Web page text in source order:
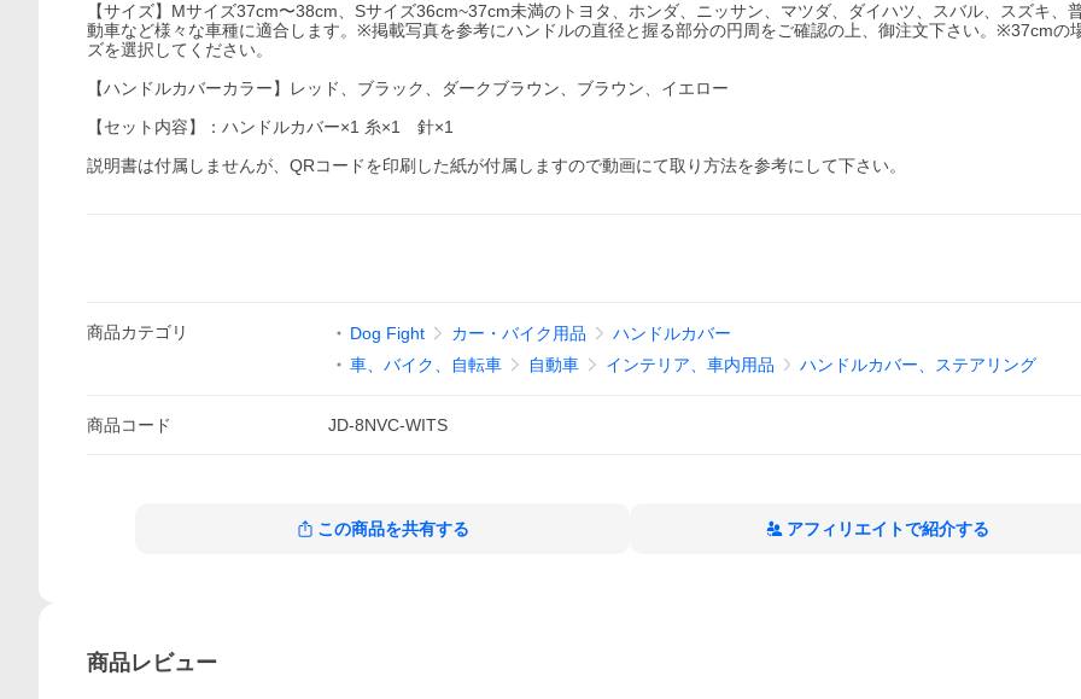
【サイズ】Mサイズ37cm〜38cm、Sサイズ36cm~37cm未満のトヨタ、ホンダ、ニッサン、マツダ、ダイハツ、スバル、スズキ、
動車など様々な車種に適合します。※掲載写真を参考にハンドルの直径と握る部分の円周をご確認の上、御注文下さい。※37cmの
ズを選択してください。
【ハンドルカバーカラー】レッド、ブラック、ダークブラウン、ブラウン、イエロー
【セット内容】：ハンドルカバー×1 糸×1 針×1
説明書は付属しませんが、QRコードを印刷した紙が付属しますので動画にて取り方法を参考にして下さい。
商品カテゴリ Dog Fight カー・バイク用品
ハンドルカバー
車、バイク、自転車
自動車 インテリア、車内用品 ハンドルカバー、ステアリング
商品コード JD-8NVC-WITS
この商品を共有する アフィリエイトで紹介する
商品レビュー